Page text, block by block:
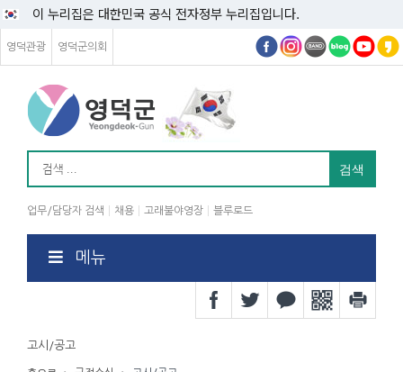
이 누리집은 대한민국 공식 전자정부 누리집입니다.
영덕관광 영덕군의회
업무/담당자 검색 채용 고래불야영장 블루로드
메뉴
고시/공고